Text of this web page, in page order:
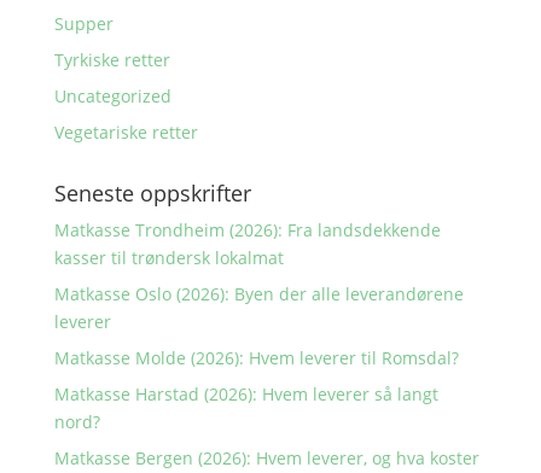
Supper
Tyrkiske retter
Uncategorized
Vegetariske retter
Seneste oppskrifter
Matkasse Trondheim (2026): Fra landsdekkende
kasser til trøndersk lokalmat
Matkasse Oslo (2026): Byen der alle leverandørene
leverer
Matkasse Molde (2026): Hvem leverer til Romsdal?
Matkasse Harstad (2026): Hvem leverer så langt
nord?
Matkasse Bergen (2026): Hvem leverer, og hva koster